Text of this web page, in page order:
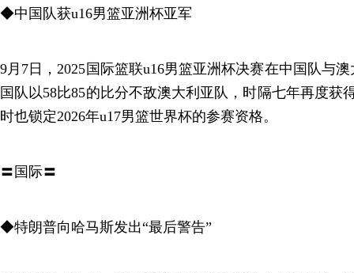
◆中国队获u16男篮亚洲杯亚军
9月7日，2025国际篮联u16男篮亚洲杯决赛在中国队与
国队以58比85的比分不敌澳大利亚队，时隔七年再度获
时也锁定2026年u17男篮世界杯的参赛资格。
〓国际〓
◆特朗普向哈马斯发出“最后警告”